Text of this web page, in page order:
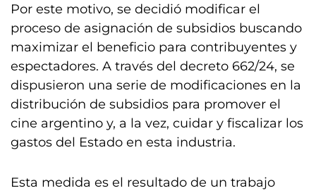
Por este motivo, se decidió modificar el
proceso de asignación de subsidios buscando
maximizar el beneficio para contribuyentes y
espectadores. A través del decreto 662/24, se
dispusieron una serie de modificaciones en la
distribución de subsidios para promover el
cine argentino y, a la vez, cuidar y fiscalizar los
gastos del Estado en esta industria.
Esta medida es el resultado de un trabajo